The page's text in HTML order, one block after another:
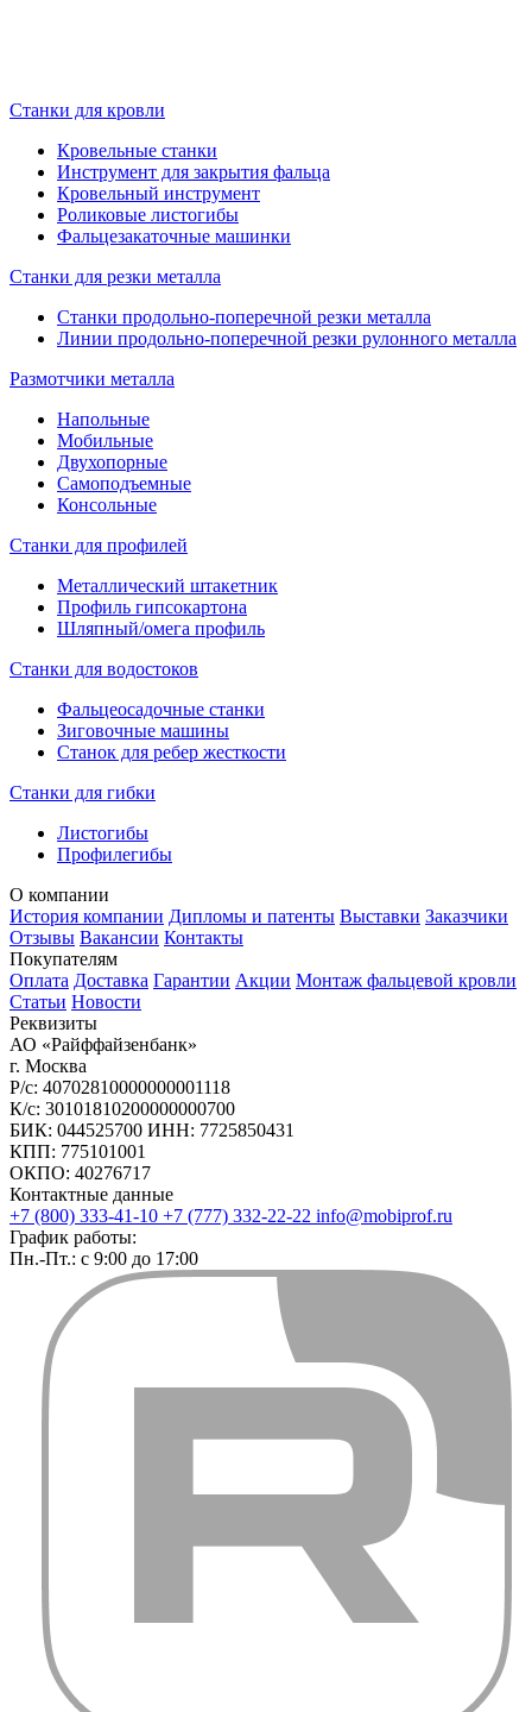
Станки для кровли
Кровельные станки
Инструмент для закрытия фальца
Кровельный инструмент
Роликовые листогибы
Фальцезакаточные машинки
Станки для резки металла
Станки продольно-поперечной резки металла
Линии продольно-поперечной резки рулонного металла
Размотчики металла
Напольные
Мобильные
Двухопорные
Самоподъемные
Консольные
Станки для профилей
Металлический штакетник
Профиль гипсокартона
Шляпный/омега профиль
Станки для водостоков
Фальцеосадочные станки
Зиговочные машины
Станок для ребер жесткости
Станки для гибки
Листогибы
Профилегибы
О компании
История компании Дипломы и патенты Выставки Заказчики
Отзывы Вакансии Контакты
Покупателям
Оплата Доставка Гарантии Акции Монтаж фальцевой кровли
Статьи Новости
Реквизиты
АО «Райффайзенбанк»
г. Москва
Р/с: 40702810000000001118
К/с: 30101810200000000700
БИК: 044525700 ИНН: 7725850431
КПП: 775101001
ОКПО: 40276717
Контактные данные
+7 (800) 333-41-10 +7 (777) 332-22-22 info@mobiprof.ru
График работы:
Пн.-Пт.: с 9:00 до 17:00